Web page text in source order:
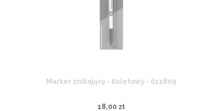
Marker znikający - fioletowy - 611809
18,00 zł